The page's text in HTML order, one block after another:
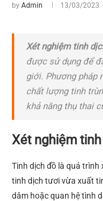
by Admin 13/03/2023
Xét nghiệm tinh
được sử dụng để
giới. Phương pháp
chất lượng tinh
khả năng thụ thai
Xét nghiệm
Tinh dịch đồ là quá trình
tinh dịch tươi vừa xuất
dâm hoặc quan hệ tình